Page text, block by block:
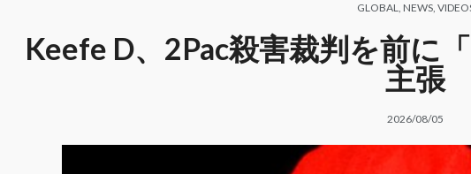
GLOBAL, NEWS,
Keefe D、2Pac殺害裁判を前に
主張
2026/08/05